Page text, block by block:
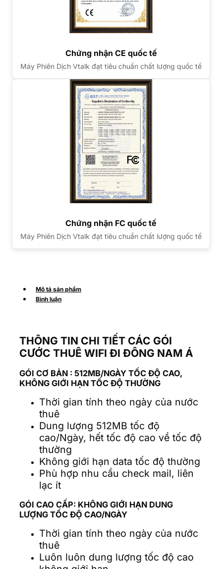
Chứng nhận CE quốc tế
Máy Phiên Dịch Vtalk đạt tiêu chuẩn chất lượng quốc tế
Chứng nhận FC quốc tế
Máy Phiên Dịch Vtalk đạt tiêu chuẩn chất lượng quốc tế
Mô tả sản phẩm
Bình luận
THÔNG TIN CHI TIẾT CÁC GÓI
CƯỚC THUÊ WIFI ĐI ĐÔNG NAM Á
GÓI CƠ BẢN : 512MB/NGÀY TỐC ĐỘ CAO,
KHÔNG GIỚI HẠN TỐC ĐỘ THƯỜNG
Thời gian tính theo ngày của nước
thuê
Dung lượng 512MB tốc độ
cao/Ngày, hết tốc độ cao về tốc độ
thường
Không giới hạn data tốc độ thường
Phù hợp nhu cầu check mail, liên
lạc ít
GÓI CAO CẤP: KHÔNG GIỚI HẠN DUNG
LƯỢNG TỐC ĐỘ CAO/NGÀY
Thời gian tính theo ngày của nước
thuê
Luôn luôn dung lượng tốc độ cao